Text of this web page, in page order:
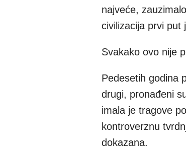
najveće,
civilizacija prvi put
Svakako ovo nije
Pedesetih godina
drugi, pronađeni
imala je tragove
kontroverznu
dokazana.